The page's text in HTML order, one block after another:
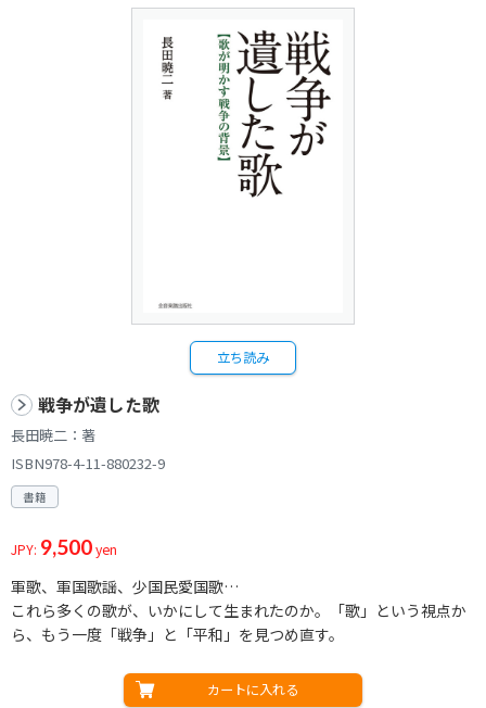
立ち読み
戦争が遺した歌
長田暁二：著
ISBN978-4-11-880232-9
書籍
JPY: 9,500yen
軍歌、軍国歌謡、少国民愛国歌…
これら多くの歌が、いかにして生まれたのか。「歌」という視点か
ら、もう一度「戦争」と「平和」を見つめ直す。
カートに入れる